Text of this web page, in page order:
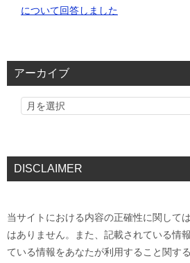
について回答しました
アーカイブ
DISCLAIMER
当サイトにおける内容の正確性に関して
はありません。また、記載されている情
ている情報をあなたが利用すること関す